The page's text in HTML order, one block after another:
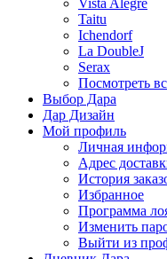
Vista Alegre
Taitu
Ichendorf
La DoubleJ
Serax
Посмотреть
Выбор Дара
Дар Дизайн
Мой профиль
Личная
Адрес
История
Избранное
Программа
Изменить
Выйти из